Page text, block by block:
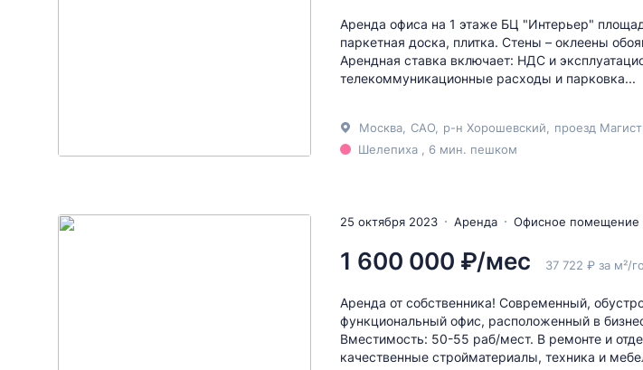
Аренда офиса на 1 этаже БЦ "Интерьер"
паркетная доска, плитка. Стены – оклеены
Арендная ставка включает: НДС и
телекоммуникационные расходы и парковка...
Москва САО р-н Хорошевский проезд
Шелепиха , 6 мин. пешком
25 октября 2023 Аренда Офисное помещение
1 600 000 ₽/мес 37 722 ₽ за м²/
Аренда от собственника! Современный,
функциональный офис, расположенный в
Вместимость: 50-55 раб/мест. В ремонте и
качественные стройматериалы, техника и